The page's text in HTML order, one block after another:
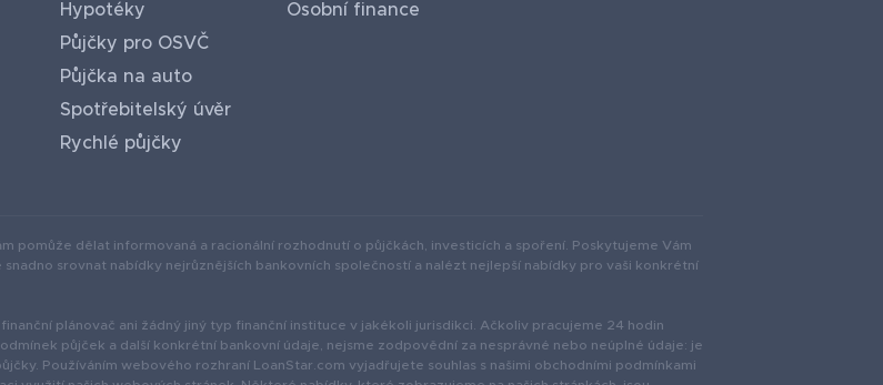
Hypotéky
Půjčky pro OSVČ
Půjčka na auto
Spotřebitelský úvěr
Rychlé půjčky
Osobní finance
pomůže dělat informovaná a racionální rozhodnutí o půjčkách, investicích a spoření. Poskytujeme Vám
srovnat nabídky nejrůznějších bankovních společností a nalézt nejlepší nabídky pro vaši konkrétní
plánovač ani žádný jiný typ finanční instituce v jakékoli jurisdikci. Ačkoliv pracujeme 24 hodin
půjček a další konkrétní bankovní údaje, nejsme zodpovědní za nesprávné nebo neúplné údaje: je
Používáním webového rozhraní LoanStar.com vyjadřujete souhlas s našimi obchodními podmínkami